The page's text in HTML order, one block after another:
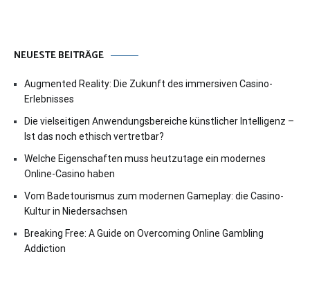
NEUESTE BEITRÄGE
Augmented Reality: Die Zukunft des immersiven Casino-
Erlebnisses
Die vielseitigen Anwendungsbereiche künstlicher Intelligenz –
Ist das noch ethisch vertretbar?
Welche Eigenschaften muss heutzutage ein modernes
Online-Casino haben
Vom Badetourismus zum modernen Gameplay: die Casino-
Kultur in Niedersachsen
Breaking Free: A Guide on Overcoming Online Gambling
Addiction